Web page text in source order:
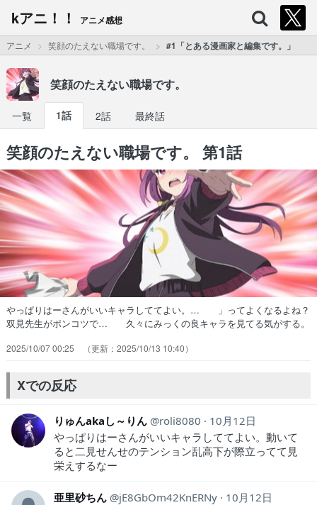
kアニ！！ アニメ感想
アニメ 笑顔のたえない職場です。 #1「とある漫画家と編集です。」
笑顔のたえない職場です。
一覧 1話 2話 最終話
笑顔のたえない職場です。 第1話
やっぱりはーさんがいいキャラしててよい。… 」ってよくなるよね？
双見先生がポンコツで… 久々にみっくの良キャラを見てる気がする。
人漫画家になった感クール系… 笑顔というより終始コミュ障の主人公
面白かった 双見先生、面白いしか… 漫画家とアシスタントと担当編
集者のコメデ… 女の子メインのアニメだから安心して見れそ…
2025/10/07 00:25 2025/10/13 10:40
Xでの反応
りゅんakaし～りん roli8080
10月12日
やっぱりはーさんがいいキャラしててよい。動いて
ると二見せんせのテンション乱高下が際立ってて見
栄えするなー
亜里砂ちん jE8GbOm42KnERNy
10月12日